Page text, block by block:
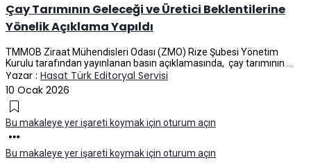
Çay Tarımının Geleceği ve Üretici Beklentilerine
Yönelik Açıklama Yapıldı
TMMOB Ziraat Mühendisleri Odası (ZMO) Rize Şubesi Yönetim
Kurulu tarafından yayınlanan basın açıklamasında, çay tarımının ...
Yazar : Hasat Türk Editoryal Servisi
10 Ocak 2026
Bu makaleye yer işareti koymak için oturum açın
Bu makaleye yer işareti koymak için oturum açın